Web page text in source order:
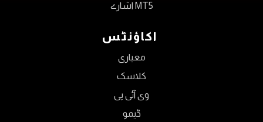
MT5 اشارے
اکاؤنٹس
معیاری
کلاسک
وی آئی پی
ڈیمو